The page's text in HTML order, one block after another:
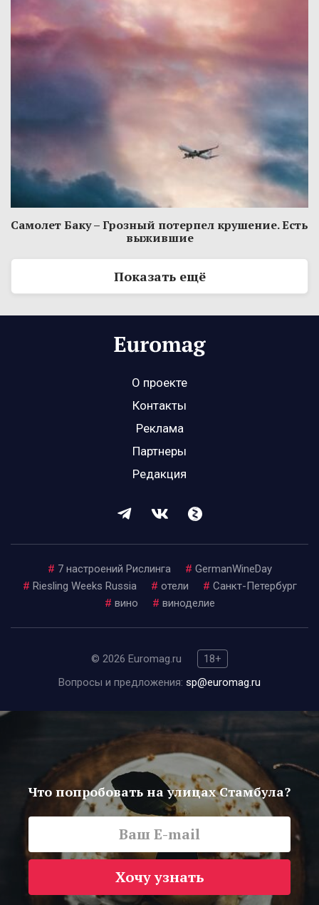
Самолет Баку – Грозный потерпел крушение. Есть
выжившие
Показать ещё
О проекте
Контакты
Реклама
Партнеры
Редакция
# 7 настроений Рислинга # GermanWineDay
# Riesling Weeks Russia # отели # Санкт-Петербург
# вино # виноделие
© 2026 Euromag.ru
18+
Вопросы и предложения: sp@euromag.ru
Что попробовать на улицах Стамбула?
Хочу узнать